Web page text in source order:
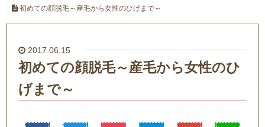
初めての顔脱毛～産毛から女性のひげまで～
2017.06.15
初めての顔脱毛～産毛から女性のひ
げまで～